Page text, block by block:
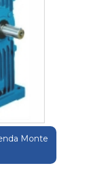
Monte